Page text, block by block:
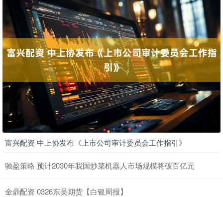
富兴配资 中上协发布《上市公司审计委员会工作指引》
驰盈策略 预计2030年我国炒菜机器人市场规模将破百亿元
金鼎配资 0326东吴期货【白银周报】